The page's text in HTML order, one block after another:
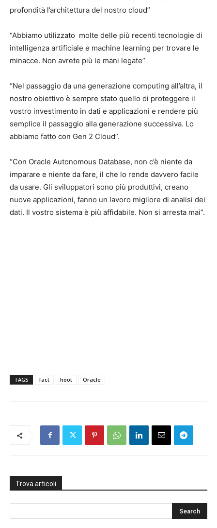
profondità l’architettura del nostro cloud”
“Abbiamo utilizzato molte delle più recenti tecnologie di
intelligenza artificiale e machine learning per trovare le
minacce. Non avrete più le mani legate”
“Nel passaggio da una generazione computing all’altra, il
nostro obiettivo è sempre stato quello di proteggere il
vostro investimento in dati e applicazioni e rendere più
semplice il passaggio alla generazione successiva. Lo
abbiamo fatto con Gen 2 Cloud”.
“Con Oracle Autonomous Database, non c’è niente da
imparare e niente da fare, il che lo rende davvero facile
da usare. Gli sviluppatori sono più produttivi, creano
nuove applicazioni, fanno un lavoro migliore di analisi dei
dati. Il vostro sistema è più affidabile. Non si arresta mai”.
TAGS fact hoot Oracle
Trova articoli